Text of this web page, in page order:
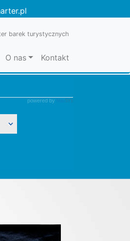
barek turystycznych
O nas Kontakt